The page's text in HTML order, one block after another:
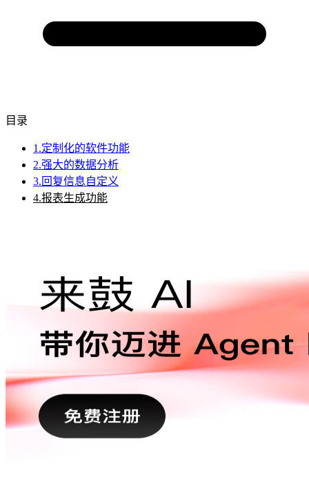
目录
1.定制化的软件功能
2.强大的数据分析
3.回复信息自定义
4.报表生成功能